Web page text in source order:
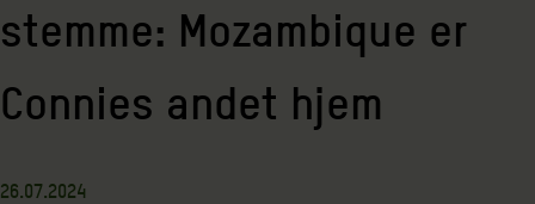
stemme: Mozambique er
Connies andet hjem
26.07.2024